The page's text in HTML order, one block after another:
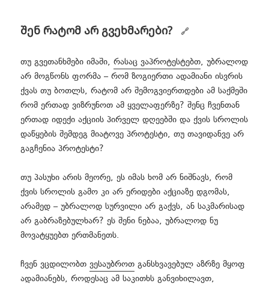
შენ რატომ არ გვეხმარები?
თუ გვეთანხმები იმაში,რასაც ვაპროტესტებთ, უბრალოდ
არ მოგწონს ფორმა – რომ ზოგიერთი ადამიანი ისვრის
ქვას თუ ბოთლს, რატომ არ შემოგვიერთდები ამ საქმეში
რომ ერთად ვიზრუნოთ ამ ყველაფერზე? შენც ჩვენთან
ერთად იდექი აქციის პირველ დღეებში და ქვის სროლის
დაწყების შემდეგ მიატოვე პროტესტი, თუ თავიდანვე არ
გაგჩენია პროტესტი?
თუ პასუხი არის მეორე, ეს იმას ხომ არ ნიშნავს, რომ
ქვის სროლის გამო კი არ ერიდები აქციაზე დგომას,
არამედ – უბრალოდ სურვილი არ გაქვს, ან საკმარისად
არ გაბრაზებულხარ? ეს შენი ნებაა, უბრალოდ ნუ
მოვატყუებთ ერთმანეთს.
ჩვენ ვცდილობთვესაუბროთ განსხვავებულ აზრზე მყოფ
ადამიანებს, როდესაც ამ საკითხს განვიხილავთ,